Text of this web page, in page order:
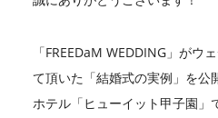
「FREEDaM WEDDING」がウ
て頂いた「結婚式の実例」を公
ホテル「ヒューイット甲子園」